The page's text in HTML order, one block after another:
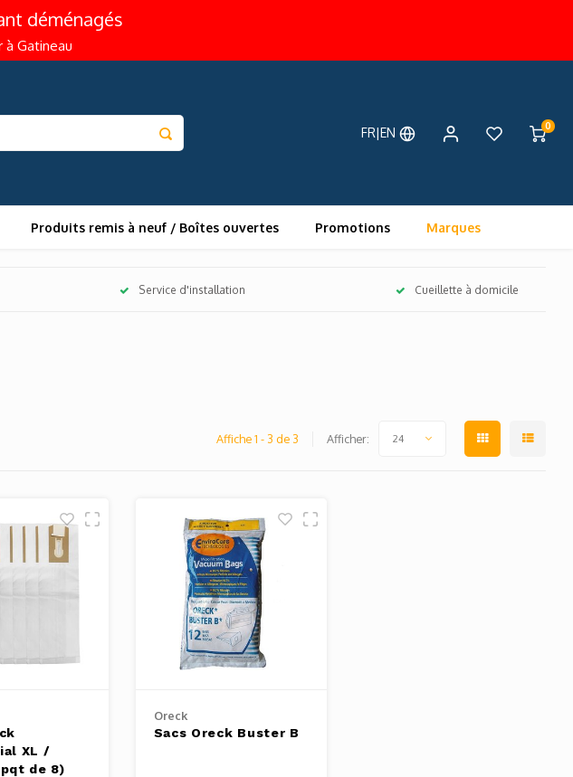
déménagés
à Gatineau
FR|EN 0
Produits remis à neuf / Boîtes ouvertes Promotions Marques
Service d'installation Cueillette à domicile
Affiche 1 - 3 de 3 Afficher: 24
XL /
de 8)
Oreck
Sacs Oreck Buster B